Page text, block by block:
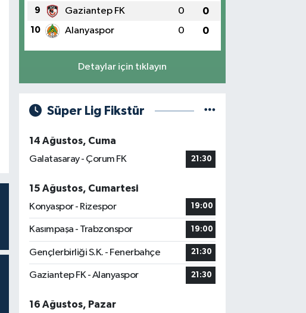
9 Gaziantep FK 0 0
10 Alanyaspor 0 0
Detaylar için tıklayın
Süper Lig Fikstür
14 Ağustos, Cuma
Galatasaray - Çorum FK
21:30
15 Ağustos, Cumartesi
Konyaspor - Rizespor
19:00
Kasımpaşa - Trabzonspor 19:00
Gençlerbirliği S.K. - Fenerbahçe 21:30
Gaziantep FK - Alanyaspor 21:30
16 Ağustos, Pazar